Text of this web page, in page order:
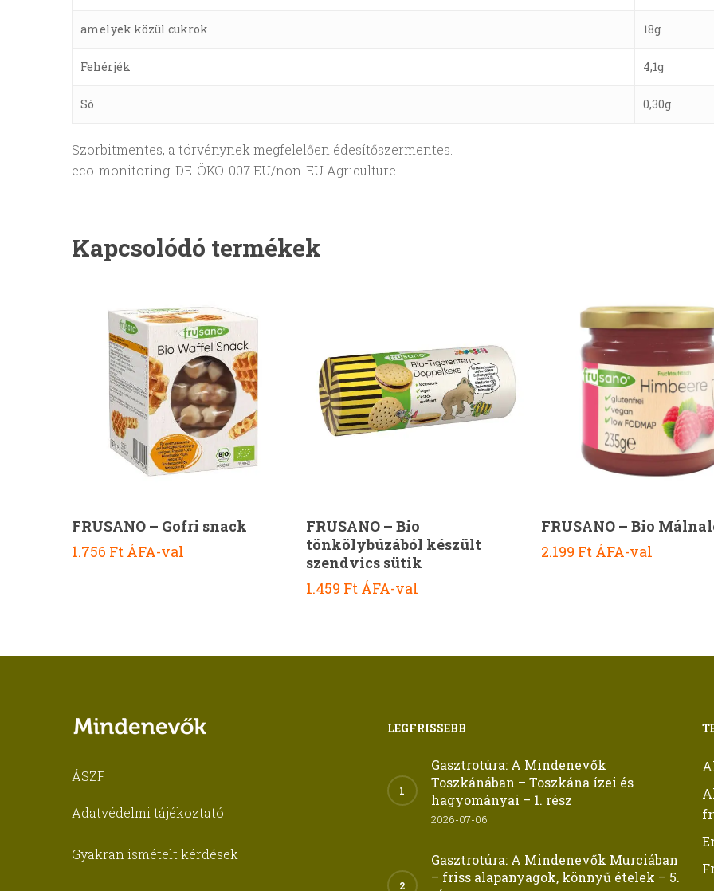
amelyek közül cukrok 18g
Fehérjék 4,1g
Só 0,30g
Szorbitmentes, a törvénynek megfelelően édesítőszermentes.
eco-monitoring: DE-ÖKO-007 EU/non-EU Agriculture
Kapcsolódó termékek
Kosárba Teszem
FRUSANO – Gofri snack
1.756 Ft ÁFA-val
Kosárba Teszem
FRUSANO – Bio
tönkölybúzából készült
szendvics sütik
1.459 Ft ÁFA-val
Kosárba Teszem
FRUSANO – Bio
2.199 Ft ÁFA-val
ÁSZF
Adatvédelmi tájékoztató
Gyakran ismételt kérdések
LEGFRISSEBB
Gasztrotúra: A Mindenevők
Toszkánában – Toszkána ízei és
hagyományai – 1. rész
2026-07-06
Gasztrotúra: A Mindenevők Murciában
– friss alapanyagok, könnyű ételek – 5.